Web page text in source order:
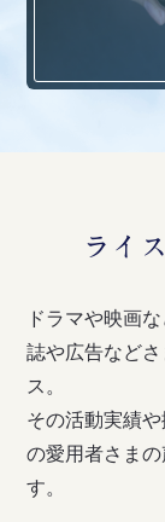
ライ
ドラマや映画
誌や広告など
ス。
その活動実績
の愛用者さま
す。